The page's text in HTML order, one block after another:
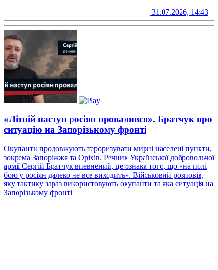
31.07.2026, 14:43
«Літній наступ росіян провалився». Братчук про
ситуацію на Запорізькому фронті
Окупанти продовжують тероризувати мирні населені пункти,
зокрема Запоріжжя та Оріхів. Речник Української добровольчої
армії Сергій Братчук впевнений, це ознака того, що «на полі
бою у росіян далеко не все виходить». Військовий розповів,
яку тактику зараз використовують окупанти та яка ситуація на
Запорізькому фронті.